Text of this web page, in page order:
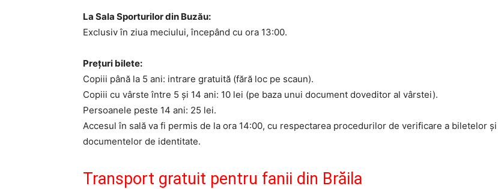
La Sala Sporturilor din Buzău:
Exclusiv în ziua meciului, începând cu ora 13:00.
Prețuri bilete:
Copiii până la 5 ani: intrare gratuită (fără loc pe scaun).
Copiii cu vârste între 5 și 14 ani: 10 lei (pe baza unui document doveditor al vârstei).
Persoanele peste 14 ani: 25 lei.
Accesul în sală va fi permis de la ora 14:00, cu respectarea procedurilor de verificare a biletelor și
documentelor de identitate.
Transport gratuit pentru fanii din Brăila